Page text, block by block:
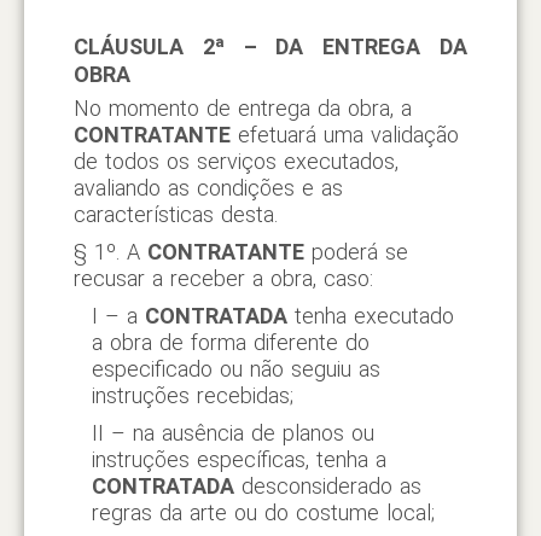
CLÁUSULA 2ª – DA ENTREGA DA
OBRA
No momento de entrega da obra, a
CONTRATANTEefetuará uma validação
de todos os serviços executados,
avaliando as condições e as
características desta.
§ 1º. A CONTRATANTEpoderá se
recusar a receber a obra, caso:
I – a CONTRATADAtenha executado
a obra de forma diferente do
especificado ou não seguiu as
instruções recebidas;
II – na ausência de planos ou
instruções específicas, tenha a
CONTRATADAdesconsiderado as
regras da arte ou do costume local;